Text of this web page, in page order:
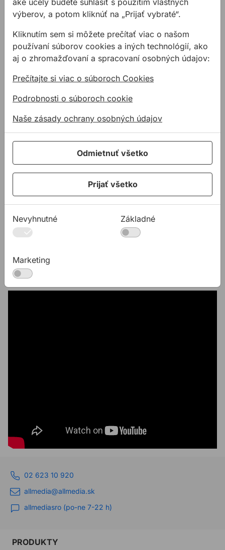
NÍZKA CENA
Skrutka do drevotriesky
Skrutka do drevotriesky v
produkt sa vzťahuje
minimálne množstvo na obj ...
0,23€ s DPH
Na sklade
Bit PH 25 75 150mm
Bit PHILIPS. Profesionálna
kvalita. Rôzne rozmery.
od 0,93 €
0,93€ s DPH
Na sklade
Videá
02 623 10 920
allmedia@allmedia.sk
allmediasro (po-ne 7-22 h)
PRODUKTY
aké účely budete súhlasiť s použitím vlastných
výberov, a potom kliknúť na „Prijať vybraté“.
Kliknutím sem si môžete prečítať viac o našom
používaní súborov cookies a iných technológií, ako
aj o zhromažďovaní a spracovaní osobných údajov:
Prečítajte si viac o súboroch Cookies
Podrobnosti o súboroch cookie
Naše zásady ochrany osobných údajov
Odmietnuť všetko
Prijať všetko
Nevyhnutné Základné
Marketing